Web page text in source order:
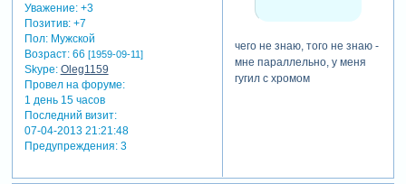
(13-03-2013 20:22:28)
Уважение: +3
Позитив: +7
Пол:Мужской
Возраст:66 [1959-09-11]
Skype: Oleg1159
Провел на форуме:
1 день 15 часов
Последний визит:
07-04-2013 21:21:48
Предупреждения:3
чего не знаю, того не знаю -
мне параллельно, у меня
гугил с хромом